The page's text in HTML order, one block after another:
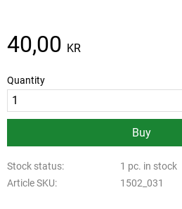
40,00 KR
Quantity
Buy
Stock status
1 pc. in stock
Article SKU
1502_031